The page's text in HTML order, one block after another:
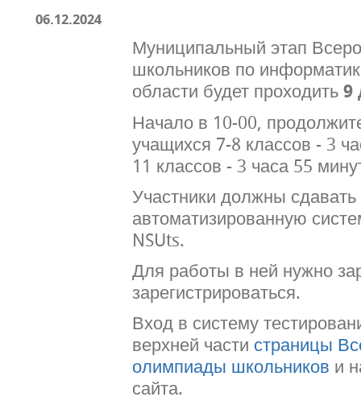
06.12.2024
Муниципальный этап
школьников по
области будет проходить 9
Начало в 10-00,
учащихся 7-8 классов - 3
11 классов - 3 часа 55
Участники должны
автоматизированную
NSUts.
Для работы в ней нужно
зарегистрироваться.
Вход в систему
верхней части страницы
олимпиады школьников и
сайта.